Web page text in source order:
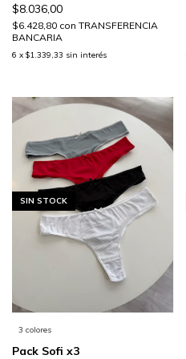
$8.036,00
$6.428,80 con TRANSFERENCIA
BANCARIA
6 x $1.339,33 sin interés
SIN STOCK
3 colores
Pack Sofi x3